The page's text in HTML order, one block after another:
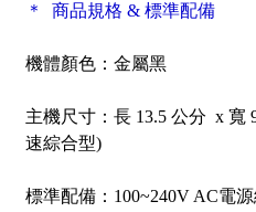
＊ 商品規格 & 標準配備
機體顏色：金屬黑
主機尺寸：長 13.5 公分 x 寬
速綜合型)
標準配備：100~240V AC電